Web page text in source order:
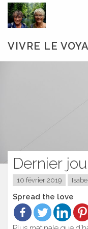
Skip
content
VIVRE LE
Dernier
10 février 2019
Spread the love